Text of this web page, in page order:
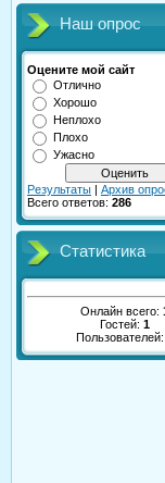
Наш опрос
Оцените мой сайт
Отлично
Хорошо
Неплохо
Плохо
Ужасно
Результаты | Архив
Всего ответов: 286
Статистика
Онлайн всего:
Гостей: 1
Пользователей: